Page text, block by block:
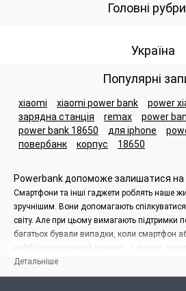
Головні
Україна
Популярні
xiaomi xiaomi power bank
power
зарядна станція
remax
power
power bank 18650
для iphone
повербанк
корпус 18650
Powerbank допоможе залишатися на
Смартфони та інші гаджети роблять наше
зручнішим. Вони допомагають
світу. Але при цьому вимагають підтримки
багатьох бували випадки, коли смартфон
найбільш незручний момент - у дорозі,
посеред незнайомого міста. Уникнути
допоможе повербанк.
Детальніше